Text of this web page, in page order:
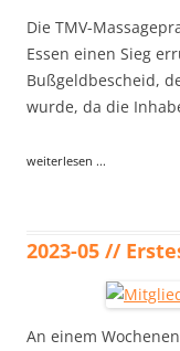
Die TMV-
Essen einen Sieg
Bußgeldbescheid,
wurde, da die
weiterlesen ...
2023-05 //
An einem